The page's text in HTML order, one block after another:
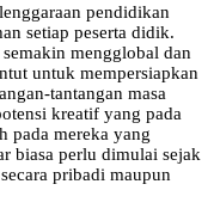
pendidikan
setiap peserta didik.
mengglobal dan
untuk mempersiapkan
tantangan masa
kreatif yang pada
pada mereka yang
biasa perlu dimulai sejak
pribadi maupun